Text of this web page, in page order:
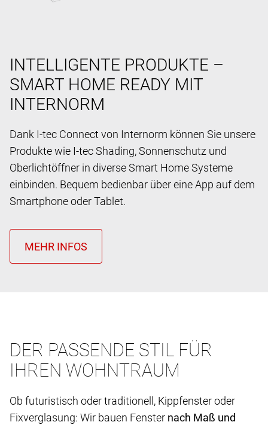
INTELLIGENTE PRODUKTE –
SMART HOME READY MIT
INTERNORM
Dank I-tec Connect von Internorm können Sie unsere
Produkte wie I-tec Shading, Sonnenschutz und
Oberlichtöffner in diverse Smart Home Systeme
einbinden. Bequem bedienbar über eine App auf dem
Smartphone oder Tablet.
DER PASSENDE STIL FÜR
IHREN WOHNTRAUM
Ob futuristisch oder traditionell, Kippfenster oder
Fixverglasung: Wir bauen Fenster nach Maß und